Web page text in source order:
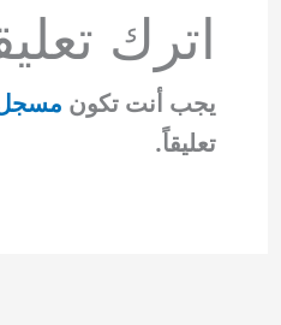
اترك
يجب أنت تكون مسجل
تعليقاً.